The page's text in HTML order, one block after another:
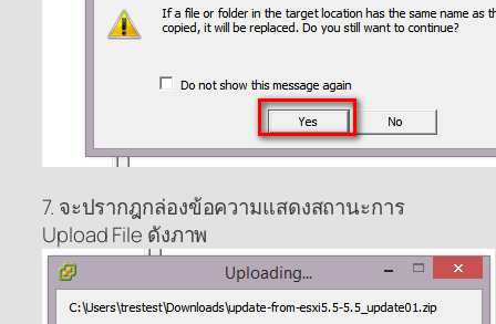
7. จะปรากฎกล่องข้อความแสดงสถานะการ
Upload File ดังภาพ